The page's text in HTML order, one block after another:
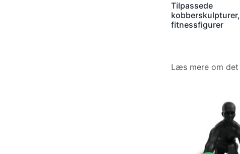
Tilpassede
kobberskulpturer,
fitnessfigurer
Læs mere om det